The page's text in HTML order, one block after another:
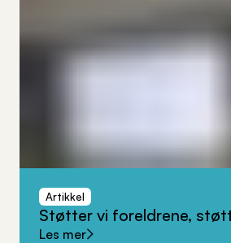
Artikkel
Støtter vi foreldrene,
Les mer